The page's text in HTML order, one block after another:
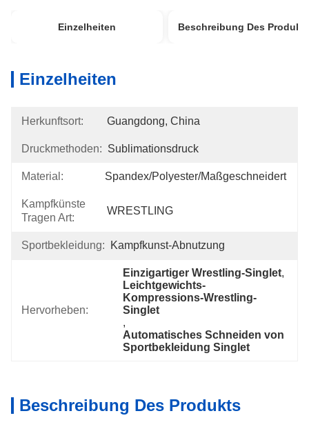
Einzelheiten Beschreibung Des
Einzelheiten
Herkunftsort: Guangdong, China
Druckmethoden: Sublimationsdruck
Material: Spandex/Polyester/Maßgeschneidert
Kampfkünste
Tragen Art:
WRESTLING
Sportbekleidung: Kampfkunst-Abnutzung
Hervorheben:
Einzigartiger Wrestling-Singlet
Leichtgewichts-
Kompressions-Wrestling-
Singlet
,
Automatisches Schneiden von
Sportbekleidung Singlet
Beschreibung Des Produkts